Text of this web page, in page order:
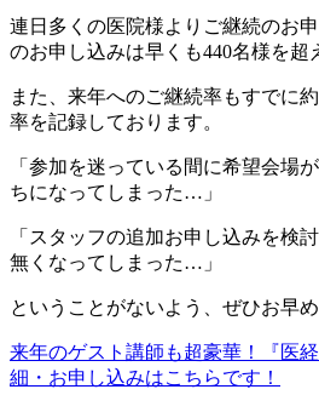
連日多くの医院様よりご継続のお
のお申し込みは早くも440名様を超
また、来年へのご継続率もすでに
率を記録しております。
「参加を迷っている間に希望会場
ちになってしまった…」
「スタッフの追加お申し込みを検
無くなってしまった…」
ということがないよう、ぜひお早
来年のゲスト講師も超豪華！『医
細・お申し込みはこちらです！